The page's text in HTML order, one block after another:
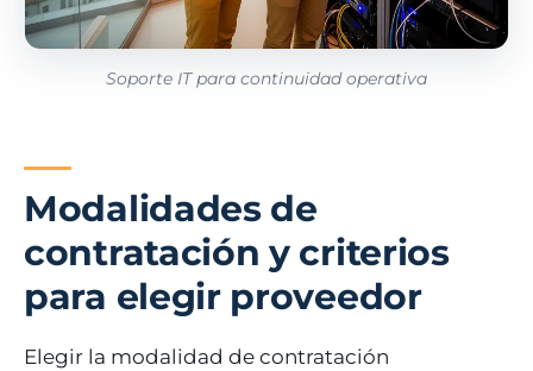
Soporte IT para continuidad operativa
Modalidades de
contratación y criterios
para elegir proveedor
Elegir la modalidad de contratación